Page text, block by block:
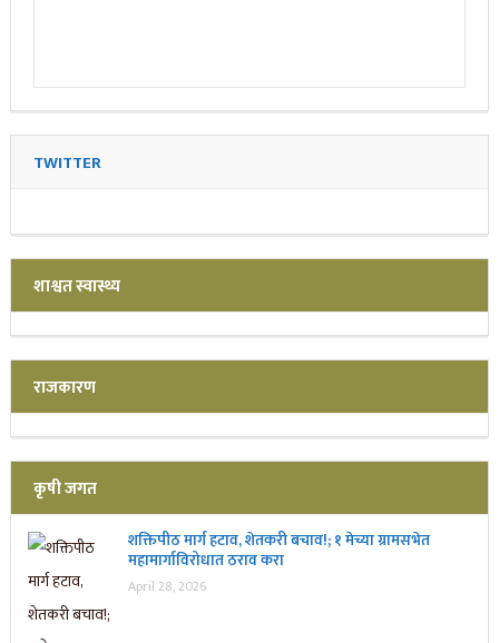
TWITTER
शाश्वत स्वास्थ्य
राजकारण
कृषी जगत
शक्तिपीठ मार्ग हटाव, शेतकरी बचाव!; १ मेच्या ग्रामसभेत
महामार्गाविरोधात ठराव करा
April 28, 2026